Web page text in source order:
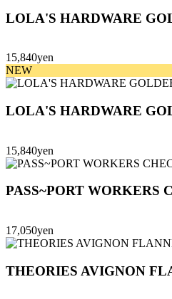
LOLA'S HARDWARE
15,840yen
NEW
LOLA'S HARDWARE
15,840yen
PASS~PORT WORKERS
17,050yen
THEORIES AVIGNON